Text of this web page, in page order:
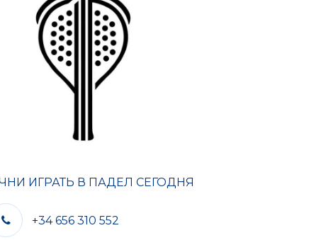
ИГРАТЬ В ПАДЕЛ СЕГОДНЯ
+34 656 310 552